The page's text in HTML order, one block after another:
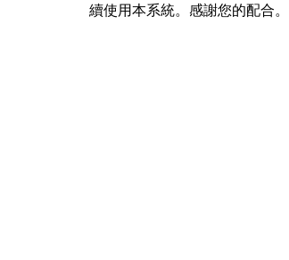
續使用本系統。感謝您的配合。